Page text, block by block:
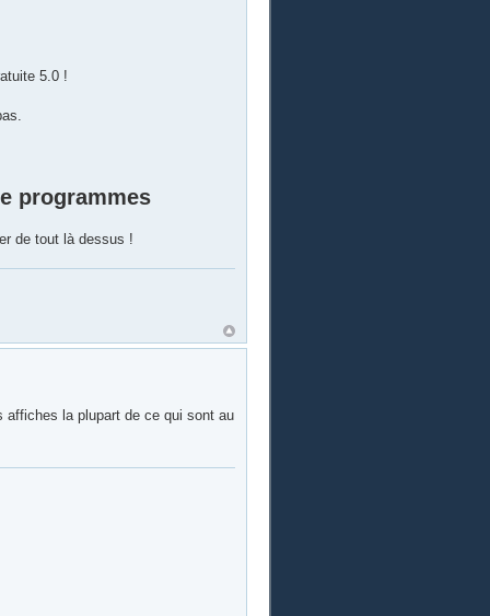
5.0 !
programmes
de tout là dessus !
affiches la plupart de ce qui sont au